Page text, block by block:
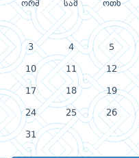
ორშ სამ ოთხ
3 4 5
10 11 12
17 18 19
24 25 26
31